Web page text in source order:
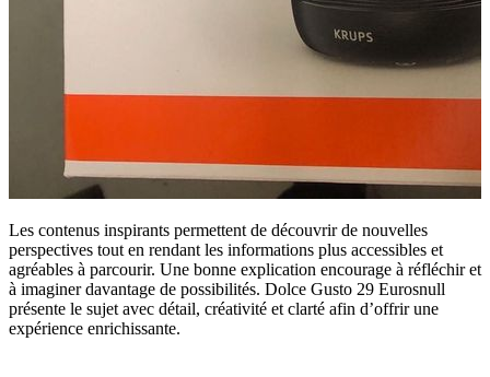
Les contenus inspirants permettent de découvrir de nouvelles
perspectives tout en rendant les informations plus accessibles et
agréables à parcourir. Une bonne explication encourage à réfléchir et
à imaginer davantage de possibilités. Dolce Gusto 29 Eurosnull
présente le sujet avec détail, créativité et clarté afin d’offrir une
expérience enrichissante.